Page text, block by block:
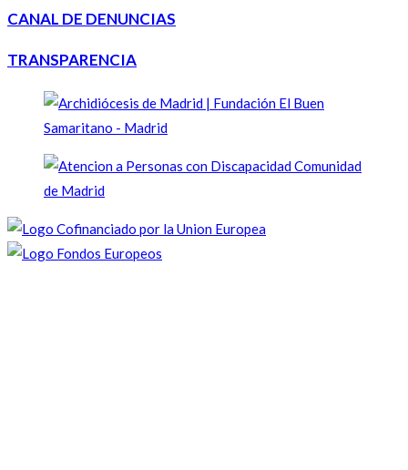
CANAL DE DENUNCIAS
TRANSPARENCIA